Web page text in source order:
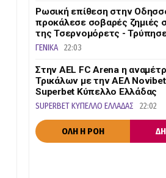
Ρωσική επίθεση στην
προκάλεσε σοβαρές ζημιές
της Τσερνομόρετς -
ΓΕΝΙΚΑ 22:03
Στην AEL FC Arena η
Τρικάλων με την ΑΕΛ Novibet
Superbet Κύπελλο Ελλάδας
SUPERBET ΚΥΠΕΛΛΟ ΕΛΛΑΔΑΣ 22:02
ΟΛΗ Η ΡΟΗ